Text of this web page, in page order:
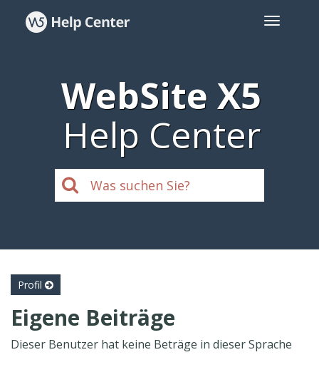
WebSite X5
Help Center
Profil
Eigene Beiträge
Dieser Benutzer hat keine Beträge in dieser Sprache